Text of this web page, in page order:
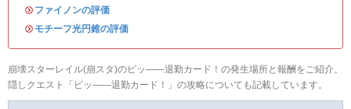
・ ファイノンの評価
・ モチーフ光円錐の評価
崩壊スターレイル(崩スタ)のピッ――退勤カード！の発生場所と報酬をご紹介。
隠しクエスト「ピッ――退勤カード！」の攻略についても記載しています。